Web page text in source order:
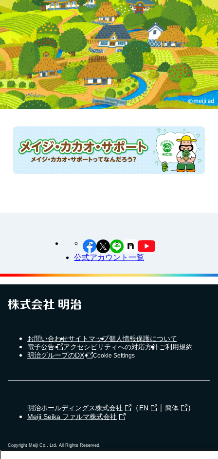
公式アカウント一覧
お問い合わせサイトマップ個人情報保護について
電子公告
アクセシビリティへの対応方針ご利用規約
明治グループのDX
Cookie Settings
明治ホールディングス株式会社 （EN 簡体 ）
Meiji Seika ファルマ株式会社
Copyright Meiji Co., Ltd. All Rights Reserved.